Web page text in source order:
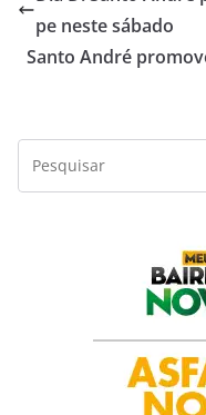
e
o
o
t
A
p
pe neste sábado
Santo André